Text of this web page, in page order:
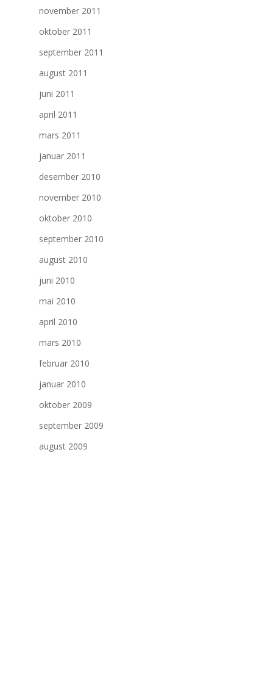
november 2011
oktober 2011
september 2011
august 2011
juni 2011
april 2011
mars 2011
januar 2011
desember 2010
november 2010
oktober 2010
september 2010
august 2010
juni 2010
mai 2010
april 2010
mars 2010
februar 2010
januar 2010
oktober 2009
september 2009
august 2009